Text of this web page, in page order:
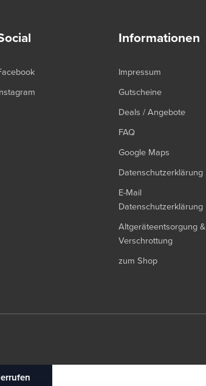
Informationen
Impressum
Gutscheine
Deals / Angebote
FAQ
Google Maps
Datenschutzerklärung
E-Mail
Datenschutzerklärung
Altgeräteentsorgung &
Verschrottung
zum Shop